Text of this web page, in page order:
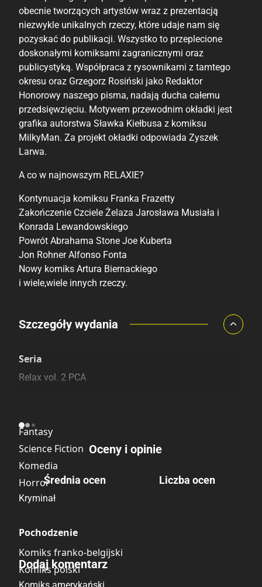
obecnie tworzących artystów wraz z prezentacją
niezwykle unikalnych rzeczy, które udaje nam się
pozyskać do publikacji. Wszystko to przeplecione
doskonałymi komiksami zagranicznymi oraz
publicystyką. Współpraca z rysownikami z tamtego
okresu oraz Grzegorz Rosiński jako Redaktor
Honorowy naszego pisma, nadają ducha całemu
przedsięwzięciu. Motywem przewodnim okładki jest
grafika autorstwa Sławka Kiełbusa z komiksu
MilkyMan. Za projekt okładki odpowiada Zyszek
Larwa.
A co w najnowszym RELAXIE?
Kontynuacja komiksu Franka Frazetty
Zakończenie Czciele Żelaza Jarosława Musiała i
Konrada Lewandowskiego
Powrót Abrahama Stone Joe Kuberta
Jon Rohner Alfonso Fonta
Nowy komiks Artura Biernackiego
i wiele,wiele innych rzeczy.
Porównaj ceny
Szczegóły wydania
Seria
Relax vol. 2 PCA
Fantasy
Science Fiction
Komedia
Horror
Kryminał
Pochodzenie
Komiks franko-belgijski
Komiks polski
Oceny i opinie
Średnia ocen
Brak głosów
Liczba ocen
Dodaj komentarz